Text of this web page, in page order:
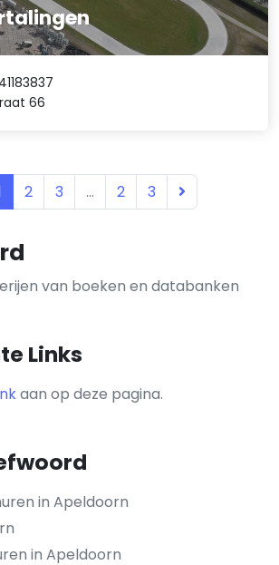
van boeken en databanken
Links
aan op deze pagina.
in Apeldoorn
in Apeldoorn
41183837
66
2 3 ... 2 3